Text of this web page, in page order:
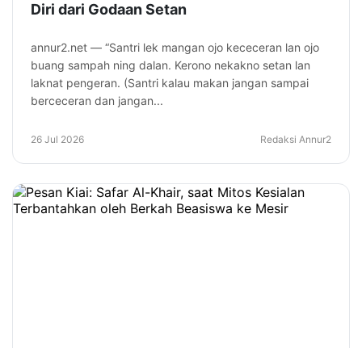
Diri dari Godaan Setan
annur2.net — “Santri lek mangan ojo kececeran lan ojo
buang sampah ning dalan. Kerono nekakno setan lan
laknat pengeran. (Santri kalau makan jangan sampai
berceceran dan jangan...
26 Jul 2026 Redaksi Annur2